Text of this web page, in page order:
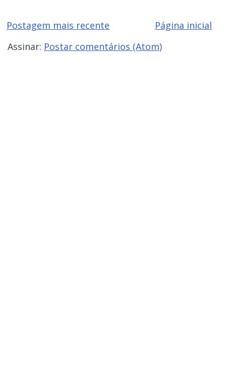
Postagem mais recente
Página inicial
Assinar: Postar comentários (Atom)